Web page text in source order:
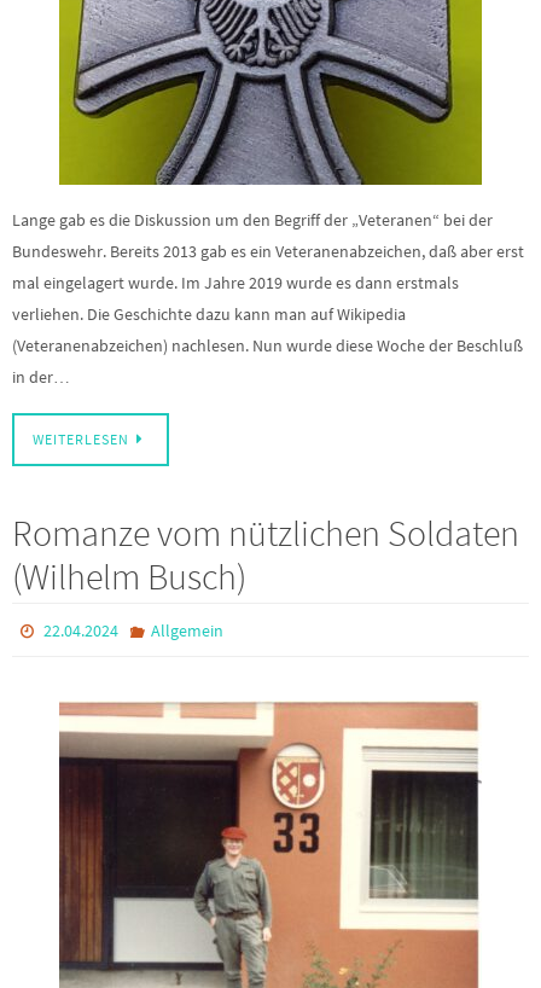
Lange gab es die Diskussion um den Begriff der „Veteranen“ bei der
Bundeswehr. Bereits 2013 gab es ein Veteranenabzeichen, daß aber erst
mal eingelagert wurde. Im Jahre 2019 wurde es dann erstmals
verliehen. Die Geschichte dazu kann man auf Wikipedia
(Veteranenabzeichen) nachlesen. Nun wurde diese Woche der Beschluß
in der…
WEITERLESEN
Romanze vom nützlichen Soldaten
(Wilhelm Busch)
22.04.2024 Allgemein